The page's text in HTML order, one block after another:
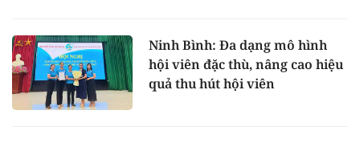
Ninh Bình: Đa dạng mô hình
hội viên đặc thù, nâng cao hiệu
quả thu hút hội viên